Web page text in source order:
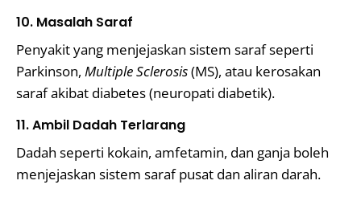
10. Masalah Saraf
Penyakit yang menjejaskan sistem saraf seperti
Parkinson, Multiple Sclerosis(MS), atau kerosakan
saraf akibat diabetes (neuropati diabetik).
11. Ambil Dadah Terlarang
Dadah seperti kokain, amfetamin, dan ganja boleh
menjejaskan sistem saraf pusat dan aliran darah.